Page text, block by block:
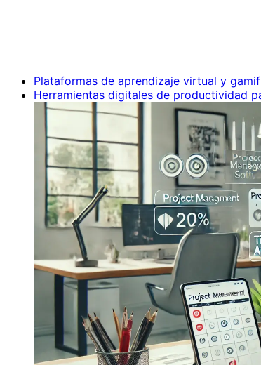
Plataformas de aprendizaje virtual y
Herramientas digitales de productividad